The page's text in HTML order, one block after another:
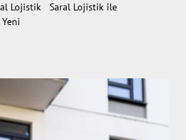
Lojistik Saral Lojistik ile
Yeni